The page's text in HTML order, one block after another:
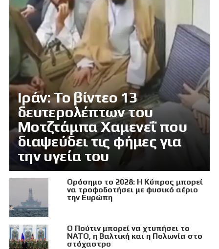
Ιράν: Το βίντεο 13
δευτερολέπτων του
Μοτζτάμπα Χαμενεΐ που
διαψεύδει τις φήμες για
την υγεία του
Ορόσημο το 2028: Η Κύπρος μπορεί
να τροφοδοτήσει με φυσικό αέριο
την Ευρώπη
Ο Πούτιν μπορεί να χτυπήσει το
ΝΑΤΟ, η Βαλτική και η Πολωνία στο
στόχαστρο